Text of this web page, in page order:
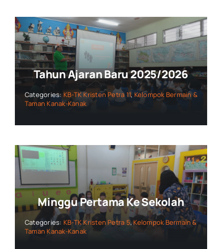
Tahun Ajaran Baru 2025/2026
Categories: KB-TK Kristen Petra 11, Kelompok Bermain &
Taman Kanak-Kanak
Minggu Pertama Ke Sekolah
Categories: KB-TK Kristen Petra 5,Kelompok Bermain &
Taman Kanak-Kanak